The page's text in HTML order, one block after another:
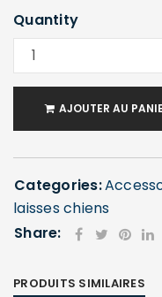
Quantity
AJOUTER AU
Categories:
laisses chiens
Share:
PRODUITS SIMILAIRES